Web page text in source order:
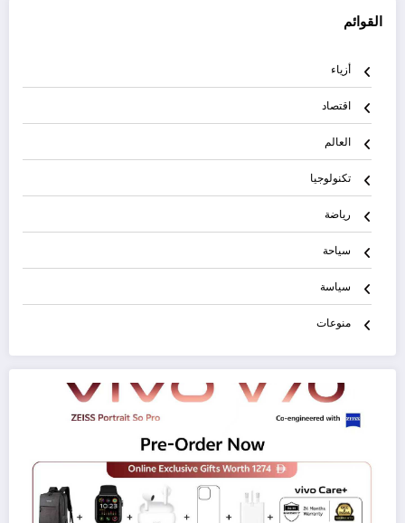
القوائم
أزياء
اقتصاد
العالم
تكنولوجيا
رياضة
سياحة
سياسة
منوعات